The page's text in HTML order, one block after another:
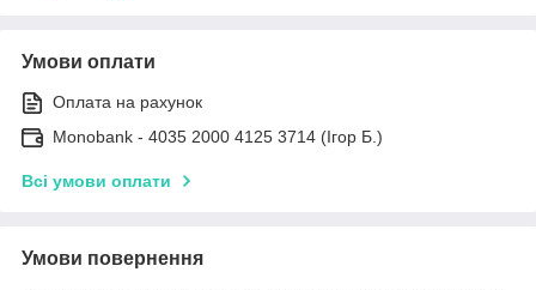
Умови оплати
Оплата на рахунок
Monobank - 4035 2000 4125 3714 (Ігор Б.)
Всі умови оплати
Умови повернення